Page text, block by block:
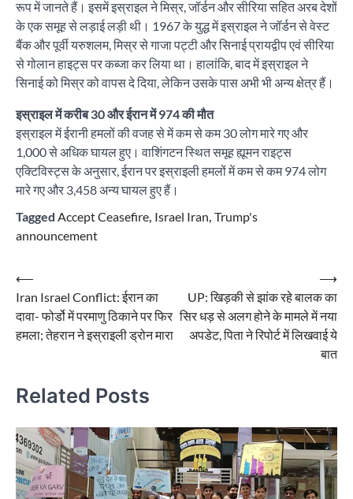
रूप में जानते हैं। इसमें इस्राइल ने मिस्र, जॉर्डन और सीरिया सहित अरब देशों
के एक समूह से लड़ाई लड़ी थी। 1967 के युद्ध में इस्राइल ने जॉर्डन से वेस्ट
बैंक और पूर्वी यरुशलम, मिस्र से गाजा पट्टी और सिनाई प्रायद्वीप एवं सीरिया
से गोलान हाइट्स पर कब्जा कर लिया था। हालांकि, बाद में इस्राइल ने
सिनाई को मिस्र को वापस दे दिया, लेकिन उसके पास अभी भी अन्य क्षेत्र हैं।
इस्राइल में करीब 30 और ईरान में 974 की मौत
इस्राइल में ईरानी हमलों की वजह से में कम से कम 30 लोग मारे गए और
1,000 से अधिक घायल हुए। वाशिंगटन स्थित समूह ह्यूमन राइट्स
एक्टिविस्ट्स के अनुसार, ईरान पर इस्राइली हमलों में कम से कम 974 लोग
मारे गए और 3,458 अन्य घायल हुए हैं।
Tagged Accept Ceasefire, Israel Iran, Trump's
announcement
Post
navigation
⟵
Iran Israel Conflict: ईरान का
दावा- फोर्डो में परमाणु ठिकाने पर फिर
हमला; तेहरान ने इस्राइली ड्रोन मारा
UP: खिड़की से झांक रहे बालक का
सिर धड़ से अलग होने के मामले में नया
अपडेट, पिता ने रिपोर्ट में लिखवाई ये
बात
⟶
Related Posts